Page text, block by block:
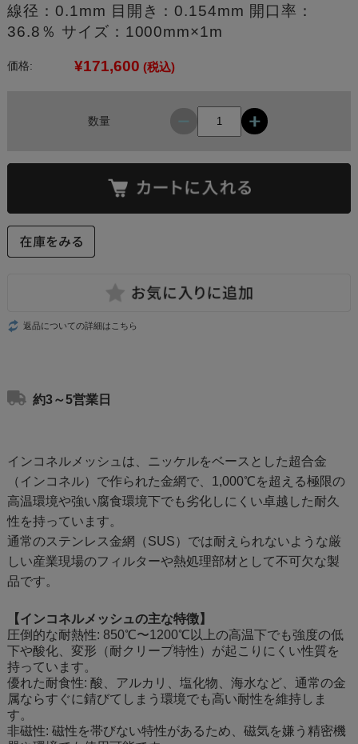
線径：0.1mm 目開き：0.154mm 開口率：
36.8％ サイズ：1000mm×1m
価格: ¥171,600 (税込)
数量
返品についての詳細はこちら
約3～5営業日
インコネルメッシュは、ニッケルをベースとした超合金
（インコネル）で作られた金網で、1,000℃を超える極限の
高温環境や強い腐食環境下でも劣化しにくい卓越した耐久
性を持っています。
通常のステンレス金網（SUS）では耐えられないような厳
しい産業現場のフィルターや熱処理部材として不可欠な製
品です。
【インコネルメッシュの主な特徴】
圧倒的な耐熱性: 850℃〜1200℃以上の高温下でも強度の低
下や酸化、変形（耐クリープ特性）が起こりにくい性質を
持っています。
優れた耐食性: 酸、アルカリ、塩化物、海水など、通常の金
属ならすぐに錆びてしまう環境でも高い耐性を維持しま
す。
非磁性: 磁性を帯びない特性があるため、磁気を嫌う精密機